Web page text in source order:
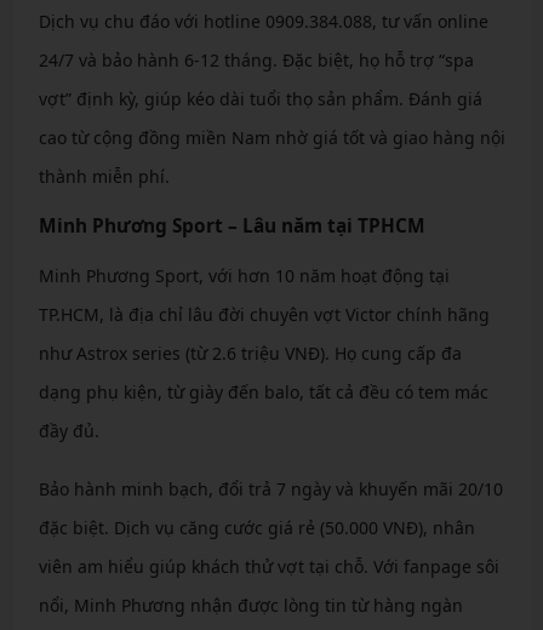
Dịch vụ chu đáo với hotline 0909.384.088, tư vấn online
24/7 và bảo hành 6-12 tháng. Đặc biệt, họ hỗ trợ “spa
vợt” định kỳ, giúp kéo dài tuổi thọ sản phẩm. Đánh giá
cao từ cộng đồng miền Nam nhờ giá tốt và giao hàng nội
thành miễn phí.
Minh Phương Sport – Lâu năm tại TPHCM
Minh Phương Sport, với hơn 10 năm hoạt động tại
TP.HCM, là địa chỉ lâu đời chuyên vợt Victor chính hãng
như Astrox series (từ 2.6 triệu VNĐ). Họ cung cấp đa
dạng phụ kiện, từ giày đến balo, tất cả đều có tem mác
đầy đủ.
Bảo hành minh bạch, đổi trả 7 ngày và khuyến mãi 20/10
đặc biệt. Dịch vụ căng cước giá rẻ (50.000 VNĐ), nhân
viên am hiểu giúp khách thử vợt tại chỗ. Với fanpage sôi
nổi, Minh Phương nhận được lòng tin từ hàng ngàn